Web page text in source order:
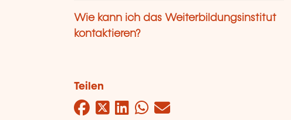
Wie kann ich das Weiterbildungsinstitut
kontaktieren?
Teilen
Facebook
Twitter
LinkedIn
WhatsApp
Mail